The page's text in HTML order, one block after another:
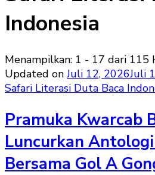
Indonesia
Menampilkan: 1 - 17 dari 115
Updated onJuli 12, 2026Juli
Safari Literasi Duta Baca
Pramuka Kwarcab
Luncurkan
Bersama Gol A